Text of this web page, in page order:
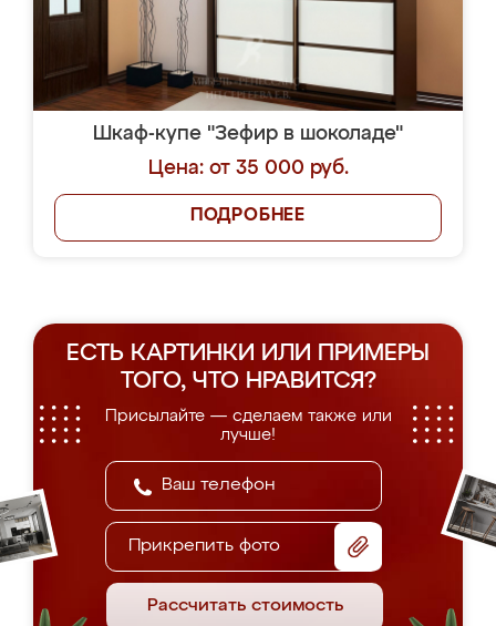
Шкаф-купе "Зефир в шоколаде"
Цена: от 35 000 руб.
ПОДРОБНЕЕ
ЕСТЬ КАРТИНКИ ИЛИ ПРИМЕРЫ
ТОГО, ЧТО НРАВИТСЯ?
Присылайте — сделаем также или
лучше!
Прикрепить фото
Рассчитать стоимость